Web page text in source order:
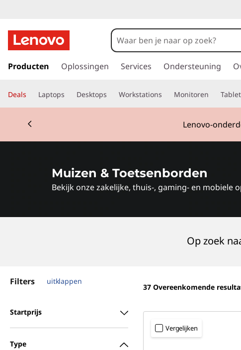
e
y
b
o
r
a
a
r
h
h
Producten Oplossingen Services Ondersteuning
Deals Laptops Desktops Workstations Monitoren
Lenovo-
Currently displaying item 2 of 3
Muizen & Toetsenborden
Bekijk onze zakelijke, thuis-, gaming- en
Op zoek
Filters uitklappen
Startprijs
Type
37 Overeenkomende
Vergelijken